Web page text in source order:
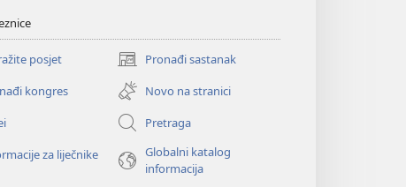
posjet Pronađi sastanak
(otvara
se
novi
prozor)
kongres
Novo na stranici
Pretraga
za liječnike
Globalni katalog
informacija